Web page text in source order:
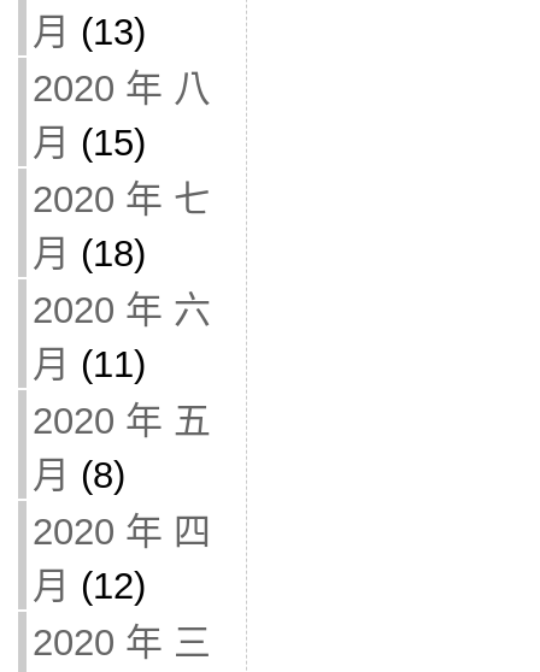
月 (13)
2020 年 八
月 (15)
2020 年 七
月 (18)
2020 年 六
月 (11)
2020 年 五
月 (8)
2020 年 四
月 (12)
2020 年 三